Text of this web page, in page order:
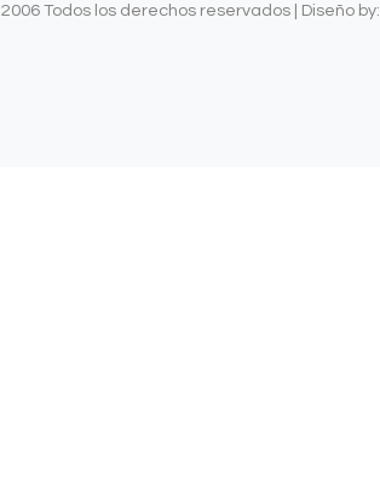
Todos los derechos reservados | Diseño by: